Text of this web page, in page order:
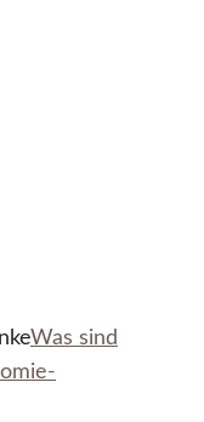
Was sind